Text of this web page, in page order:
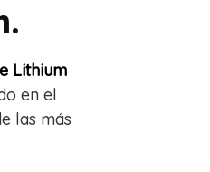
Lithium
en el
las más